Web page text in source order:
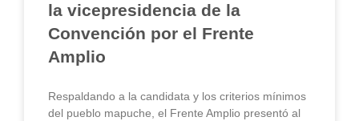
la vicepresidencia de la
Convención por el Frente
Amplio
Respaldando a la candidata y los criterios mínimos
del pueblo mapuche, el Frente Amplio presentó al